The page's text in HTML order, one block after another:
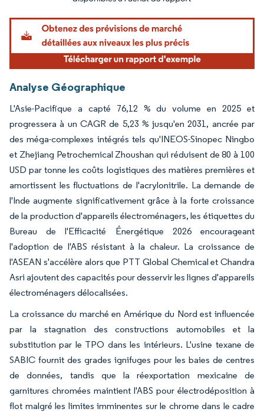
Analyse Géographique
L'Asie-Pacifique a capté 76,12 % du volume en 2025 et
progressera à un CAGR de 5,23 % jusqu'en 2031, ancrée par
des méga-complexes intégrés tels qu'INEOS-Sinopec Ningbo
et Zhejiang Petrochemical Zhoushan qui réduisent de 80 à 100
USD par tonne les coûts logistiques des matières premières et
amortissent les fluctuations de l'acrylonitrile. La demande de
l'Inde augmente significativement grâce à la forte croissance
de la production d'appareils électroménagers, les étiquettes du
Bureau de l'Efficacité Énergétique 2026 encourageant
l'adoption de l'ABS résistant à la chaleur. La croissance de
l'ASEAN s'accélère alors que PTT Global Chemical et Chandra
Asri ajoutent des capacités pour desservir les lignes d'appareils
électroménagers délocalisées.
La croissance du marché en Amérique du Nord est influencée
par la stagnation des constructions automobiles et la
substitution par le TPO dans les intérieurs. L'usine texane de
SABIC fournit des grades ignifuges pour les baies de centres
de données, tandis que la réexportation mexicaine de
garnitures chromées maintient l'ABS pour électrodéposition à
flot malgré les limites imminentes sur le chrome dans le cadre